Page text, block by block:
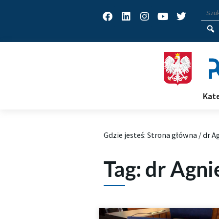
Facebook
LinkedinInstagram
YoutubeTwitter
Archiwum Tagów aktualności
Gdzie jesteś: Strona główna /dr
Tag: dr